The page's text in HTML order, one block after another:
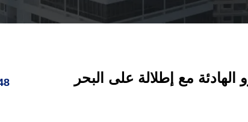
مع إطلالة على البحر